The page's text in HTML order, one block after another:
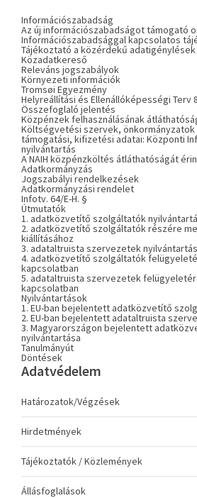
Információszabadság
Az új információszabadságot támogató
Információszabadsággal kapcsolatos
Tájékoztató a közérdekű
Közadatkereső
Releváns jogszabályok
Környezeti információk
Tromsøi Egyezmény
Helyreállítási és Ellenállóképességi Terv
Összefoglaló jelentés
Közpénzek felhasználásának
Költségvetési szervek,
támogatási, kifizetési adatai: Központi
nyilvántartás
A NAIH közpénzköltés átláthatóságát
Adatkormányzás
Jogszabályi rendelkezések
Adatkormányzási rendelet
Infotv. 64/E-H. §
Útmutatók
1. adatközvetítő szolgáltatók
2. adatközvetítő szolgáltatók részére
kiállításához
3. adataltruista szervezetek
4. adatközvetítő szolgáltatók
kapcsolatban
5. adataltruista szervezetek
kapcsolatban
Nyilvántartások
1. EU-ban bejelentett adatközvetítő
2. EU-ban bejelentett adataltruista
3. Magyarországon bejelentett
nyilvántartása
Tanulmányút
Döntések
Adatvédelem
Határozatok/Végzések
Hirdetmények
Tájékoztatók / Közlemények
Állásfoglalások